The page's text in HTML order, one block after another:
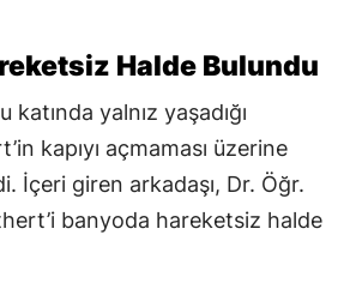
Halde Bulundu
katında yalnız yaşadığı
kapıyı açmaması üzerine
İçeri giren arkadaşı, Dr. Öğr.
banyoda hareketsiz halde